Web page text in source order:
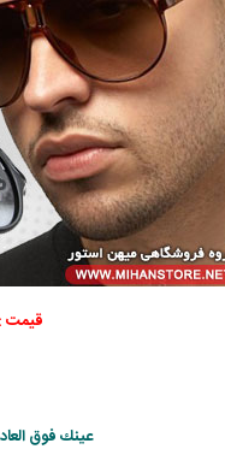
قیمت :
عينك فوق